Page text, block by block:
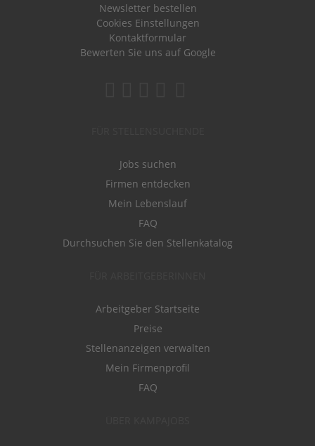
Newsletter bestellen
Cookies Einstellungen
Kontaktformular
Bewerten Sie uns auf Google
Jobs suchen
Firmen entdecken
Mein Lebenslauf
FAQ
Durchsuchen Sie den Stellenkatalog
Arbeitgeber Startseite
Preise
Stellenanzeigen verwalten
Mein Firmenprofil
FAQ